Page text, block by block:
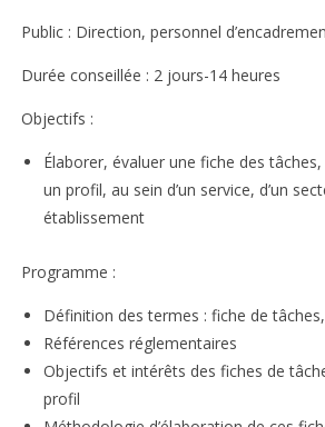
Public : Direction, personnel
Durée conseillée : 2 jours-14 heures
Objectifs :
Élaborer, évaluer une fiche des
un profil, au sein d’un service, d’un
établissement
Programme :
Définition des termes : fiche de
Références réglementaires
Objectifs et intérêts des fiches de
profil